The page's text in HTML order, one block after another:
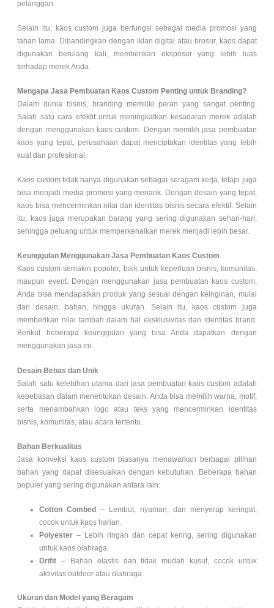
pelanggan.
Selain itu, kaos custom juga berfungsi sebagai media promosi yang
tahan lama. Dibandingkan dengan iklan digital atau brosur, kaos dapat
digunakan berulang kali, memberikan eksposur yang lebih luas
terhadap merek Anda.
Mengapa Jasa Pembuatan Kaos Custom Penting untuk Branding?
Dalam dunia bisnis, branding memiliki peran yang sangat penting.
Salah satu cara efektif untuk meningkatkan kesadaran merek adalah
dengan menggunakan kaos custom. Dengan memilih jasa pembuatan
kaos yang tepat, perusahaan dapat menciptakan identitas yang lebih
kuat dan profesional.
Kaos custom tidak hanya digunakan sebagai seragam kerja, tetapi juga
bisa menjadi media promosi yang menarik. Dengan desain yang tepat,
kaos bisa mencerminkan nilai dan identitas bisnis secara efektif. Selain
itu, kaos juga merupakan barang yang sering digunakan sehari-hari,
sehingga peluang untuk memperkenalkan merek menjadi lebih besar.
Keunggulan Menggunakan Jasa Pembuatan Kaos Custom
Kaos custom semakin populer, baik untuk keperluan bisnis, komunitas,
maupun event. Dengan menggunakan jasa pembuatan kaos custom,
Anda bisa mendapatkan produk yang sesuai dengan keinginan, mulai
dari desain, bahan, hingga ukuran. Selain itu, kaos custom juga
memberikan nilai tambah dalam hal eksklusivitas dan identitas brand.
Berikut beberapa keunggulan yang bisa Anda dapatkan dengan
menggunakan jasa ini.
Desain Bebas dan Unik
Salah satu kelebihan utama dari jasa pembuatan kaos custom adalah
kebebasan dalam menentukan desain. Anda bisa memilih warna, motif,
serta menambahkan logo atau teks yang mencerminkan identitas
bisnis, komunitas, atau acara tertentu.
Bahan Berkualitas
Jasa konveksi kaos custom biasanya menawarkan berbagai pilihan
bahan yang dapat disesuaikan dengan kebutuhan. Beberapa bahan
populer yang sering digunakan antara lain:
Cotton Combed
– Lembut, nyaman, dan menyerap keringat,
cocok untuk kaos harian.
Polyester – Lebih ringan dan cepat kering, sering digunakan
untuk kaos olahraga.
Drifit – Bahan elastis dan tidak mudah kusut, cocok untuk
aktivitas outdoor atau olahraga.
Ukuran dan Model yang Beragam